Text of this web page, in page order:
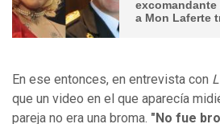
excomandante
a Mon Laferte
En ese entonces, en entrevista con
que un video en el que aparecía
pareja no era una broma. "No fue